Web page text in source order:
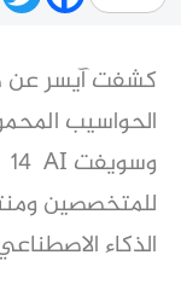
كشفت آيسر عن
للمتخصصين
الذكاء